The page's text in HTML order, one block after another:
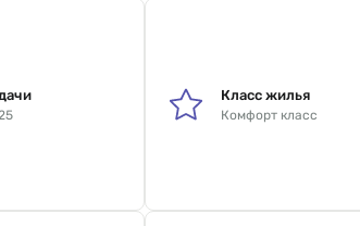
Класс жилья
Комфорт класс